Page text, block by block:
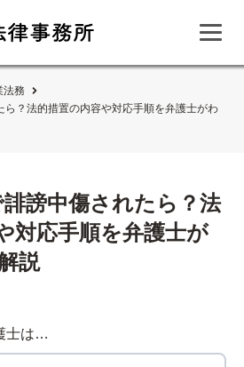
法務
ら？法的措置の内容や対応手順を弁護士がわ
謗中傷されたら？法
対応手順を弁護士が
説
士は…